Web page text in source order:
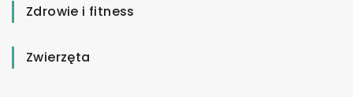
Zdrowie i fitness
Zwierzęta